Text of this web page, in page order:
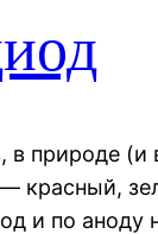
природе (и
красный,
и по аноду